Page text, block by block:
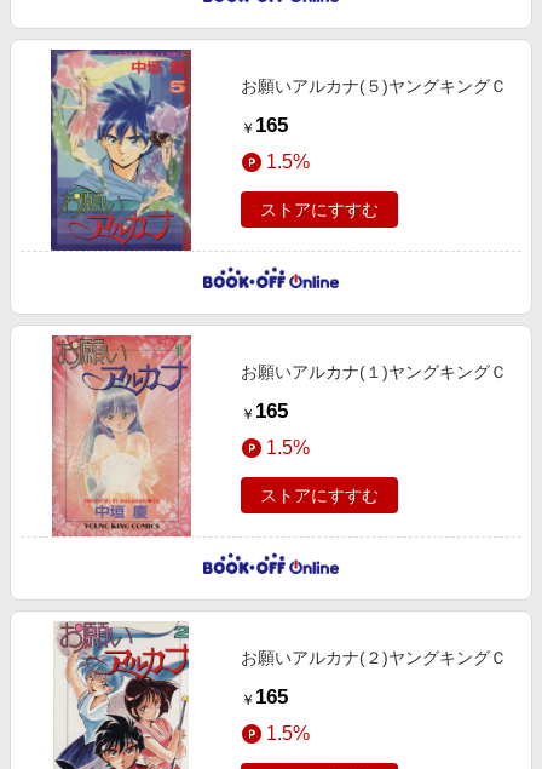
お願いアルカナ(５)ヤングキングＣ
￥ 165
1.5%
ストアにすすむ
お願いアルカナ(１)ヤングキングＣ
￥ 165
1.5%
ストアにすすむ
お願いアルカナ(２)ヤングキングＣ
￥ 165
1.5%